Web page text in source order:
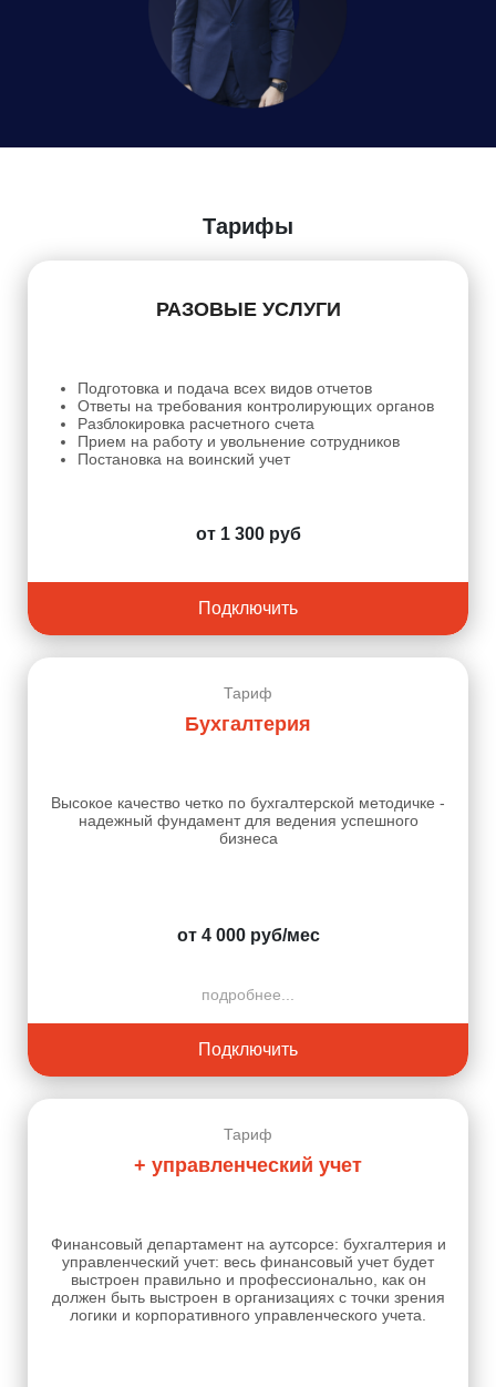
Тарифы
РАЗОВЫЕ УСЛУГИ
Подготовка и подача всех видов отчетов
Ответы на требования контролирующих органов
Разблокировка расчетного счета
Прием на работу и увольнение сотрудников
Постановка на воинский учет
от 1 300 руб
Подключить
Тариф
Бухгалтерия
Высокое качество четко по бухгалтерской методичке -
надежный фундамент для ведения успешного
бизнеса
от 4 000 руб/мес
подробнее...
Подключить
Тариф
+ управленческий учет
Финансовый департамент на аутсорсе: бухгалтерия и
управленческий учет: весь финансовый учет будет
выстроен правильно и профессионально, как он
должен быть выстроен в организациях с точки зрения
логики и корпоративного управленческого учета.
Согласие на обработку персональных данных